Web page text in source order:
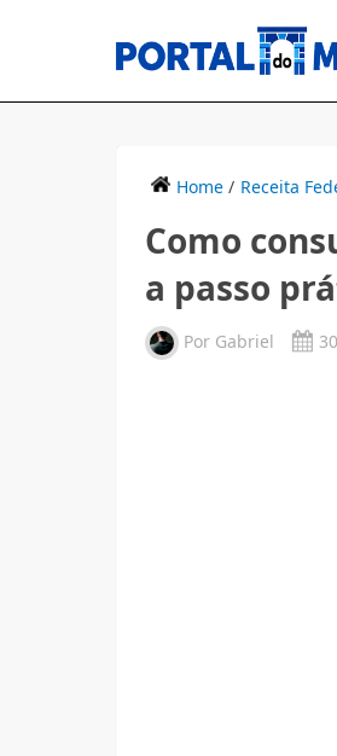
Home / Receita
Como
a passo
Por Gabriel